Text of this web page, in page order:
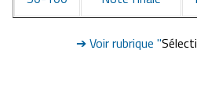
➔ Voir rubrique "